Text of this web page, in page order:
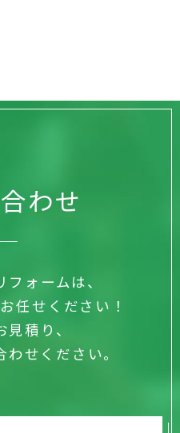
わせ
ォームは、
任せください！
積り、
せください。